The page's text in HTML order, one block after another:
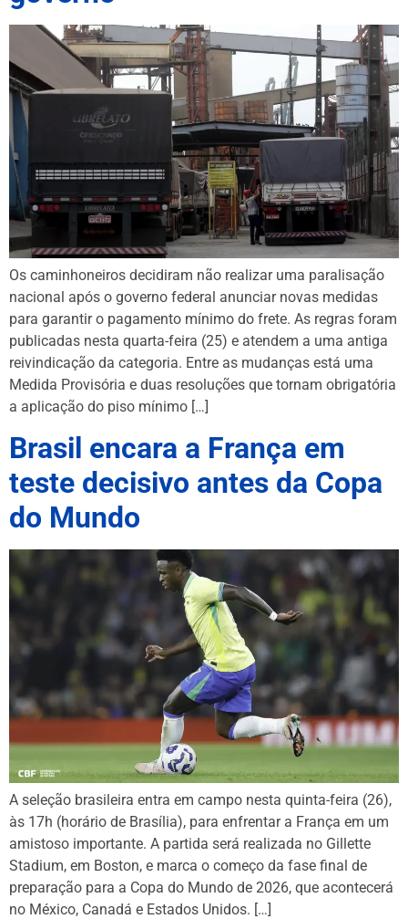
Os caminhoneiros decidiram não realizar uma paralisação
nacional após o governo federal anunciar novas medidas
para garantir o pagamento mínimo do frete. As regras foram
publicadas nesta quarta-feira (25) e atendem a uma antiga
reivindicação da categoria. Entre as mudanças está uma
Medida Provisória e duas resoluções que tornam obrigatória
a aplicação do piso mínimo […]
Brasil encara a França em
teste decisivo antes da Copa
do Mundo
A seleção brasileira entra em campo nesta quinta-feira (26),
às 17h (horário de Brasília), para enfrentar a França em um
amistoso importante. A partida será realizada no Gillette
Stadium, em Boston, e marca o começo da fase final de
preparação para a Copa do Mundo de 2026, que acontecerá
no México, Canadá e Estados Unidos. […]